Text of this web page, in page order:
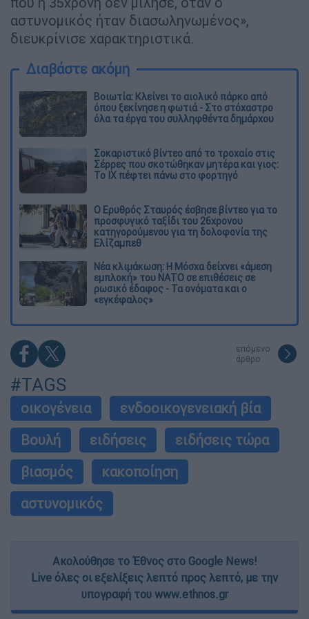
αστυνομικός ήταν διασωληνωμένος»,
διευκρίνισε χαρακτηριστικά.
Διαβάστε ακόμη
Βοιωτία: Κλείνει το αιολικό πάρκο από
όπου ξεκίνησε η φωτιά - Στο στόχαστρο
όλα τα έργα του συλληφθέντα δημάρχου
Σοκαριστικό βίντεο από το τροχαίο στις
Σέρρες που σκοτώθηκαν μητέρα και γιος:
Το ΙΧ πέφτει πάνω στο φορτηγό
Ο Ερυθρός Σταυρός έσβησε βίντεο για το
προσφυγικό ταξίδι του 26χρονου
κατηγορούμενου για τη δολοφονία της
Ελίζαμπεθ
Νέα κλιμάκωση: Η Μόσχα δείχνει «άμεση
εμπλοκή» του ΝΑΤΟ σε επιθέσεις σε
ρωσικό έδαφος - Τα ονόματα και ο
«εγκέφαλος»
επόμενο
άρθρο
#TAGS
οικογένεια
ενδοοικογενειακή βία
Βουλή
ειδήσεις
ειδήσεις τώρα
βιασμός
κακοποίηση
αστυνομικός
Ακολούθησε το Έθνος στο Google News!
Live όλες οι εξελίξεις λεπτό προς λεπτό, με την
υπογραφή του www.ethnos.gr